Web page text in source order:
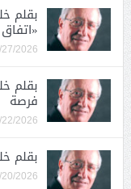
بقلم
2026
بقلم
فرصة
2026
بقلم
2026